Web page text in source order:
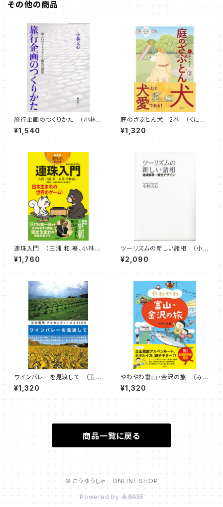
その他の商品
旅行企画のつくりかた （小林
天心 著）
¥1,540
庭のざぶとん犬 2巻 （くにの
い あいこ 著）
¥1,320
連珠入門 （三浦 和 著、小林
高一 著）
¥1,760
ツーリズムの新しい諸相 （小林
天心 著）
¥2,090
ワインバレーを見渡して （玉村
豊男 著）
¥1,320
やわやわ富山・金沢の旅 （みや
こ小路 著）
¥1,320
商品一覧に戻る
© こうゆうしゃ ONLINE SHOP
Powered by